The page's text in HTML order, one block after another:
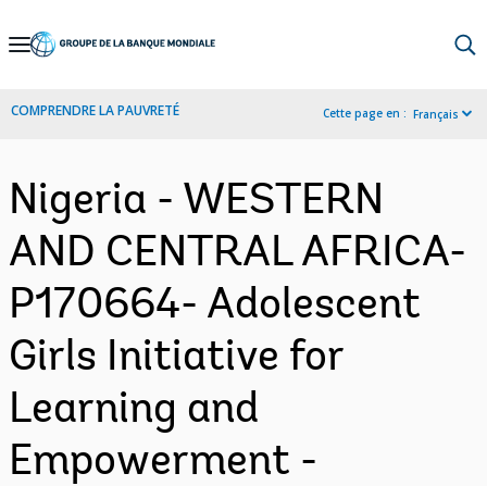
Skip
Navigation
COMPRENDRE LA PAUVRETÉ Cette page en : Français
Nigeria - WESTERN
AND CENTRAL AFRICA-
P170664- Adolescent
Girls Initiative for
Learning and
Empowerment -